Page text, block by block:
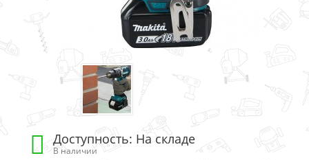
Доступность: На складе
В наличии